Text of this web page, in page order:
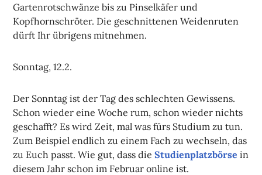
Gartenrotschwänze bis zu Pinselkäfer und
Kopfhornschröter. Die geschnittenen Weidenruten
dürft Ihr übrigens mitnehmen.
Sonntag, 12.2.
Der Sonntag ist der Tag des schlechten Gewissens.
Schon wieder eine Woche rum, schon wieder nichts
geschafft? Es wird Zeit, mal was fürs Studium zu tun.
Zum Beispiel endlich zu einem Fach zu wechseln, das
zu Euch passt. Wie gut, dass dieStudienplatzbörse in
diesem Jahr schon im Februar online ist.